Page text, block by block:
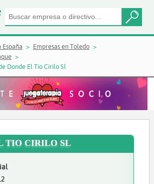
España
Empresas en Toledo
Donde El Tio Cirilo Sl
TIO CIRILO SL